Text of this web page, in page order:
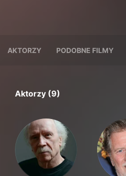
AKTORZY PODOBNE FILMY
Aktorzy (9)